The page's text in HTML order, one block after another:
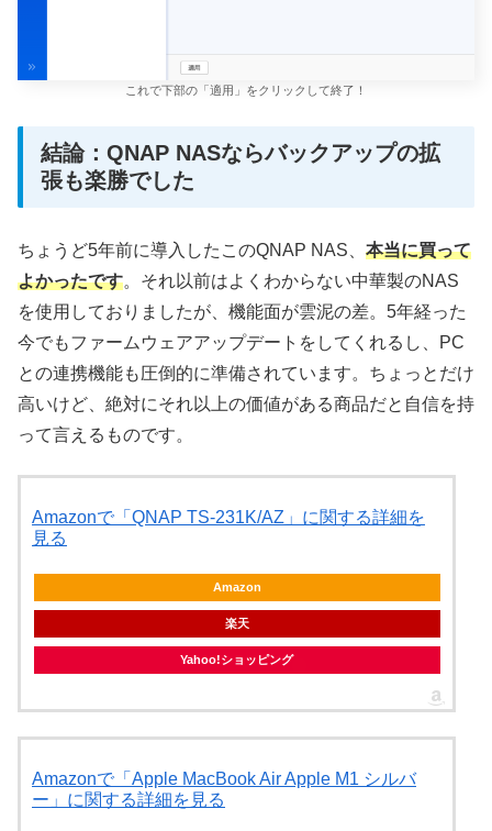
これで下部の「適用」をクリックして終了！
結論：QNAP NASならバックアップの拡
張も楽勝でした
ちょうど5年前に導入したこのQNAP NAS、 本当に買って
よかったです。それ以前はよくわからない中華製のNAS
を使用しておりましたが、機能面が雲泥の差。5年経った
今でもファームウェアアップデートをしてくれるし、PC
との連携機能も圧倒的に準備されています。ちょっとだけ
高いけど、絶対にそれ以上の価値がある商品だと自信を持
って言えるものです。
Amazonで「QNAP TS-231K/AZ」に関する詳細を
見る
Amazon
楽天
Yahoo!ショッピング
Amazonで「Apple MacBook Air Apple M1 シルバ
ー」に関する詳細を見る